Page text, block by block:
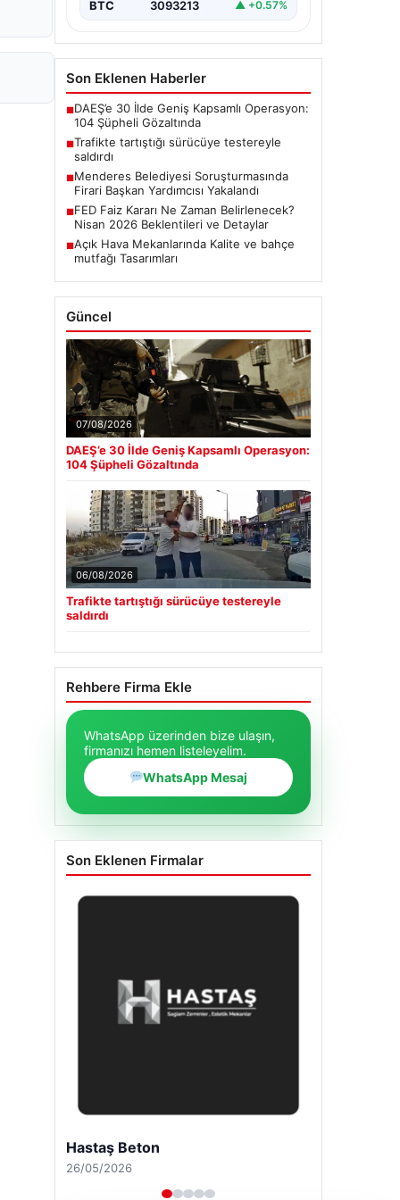
BTC 3093213 ▲ +0.57%
Son Eklenen Haberler
■DAEŞ’e 30 İlde Geniş Kapsamlı Operasyon:
104 Şüpheli Gözaltında
■Trafikte tartıştığı sürücüye testereyle
saldırdı
■Menderes Belediyesi Soruşturmasında
Firari Başkan Yardımcısı Yakalandı
■FED Faiz Kararı Ne Zaman Belirlenecek?
Nisan 2026 Beklentileri ve Detaylar
■Açık Hava Mekanlarında Kalite ve bahçe
mutfağı Tasarımları
Güncel
07/08/2026
DAEŞ’e 30 İlde Geniş Kapsamlı Operasyon:
104 Şüpheli Gözaltında
06/08/2026
Trafikte tartıştığı sürücüye testereyle
saldırdı
Rehbere Firma Ekle
WhatsApp üzerinden bize ulaşın,
firmanızı hemen listeleyelim.
WhatsApp Mesaj
Son Eklenen Firmalar
Hastaş Beton
26/05/2026